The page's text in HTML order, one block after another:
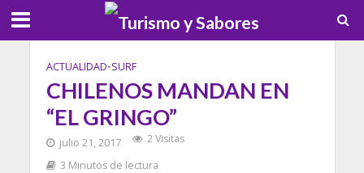
ACTUALIDAD•SURF
CHILENOS MANDAN EN
“EL GRINGO”
julio 21, 2017
2 Visitas
3 Minutos de lectura